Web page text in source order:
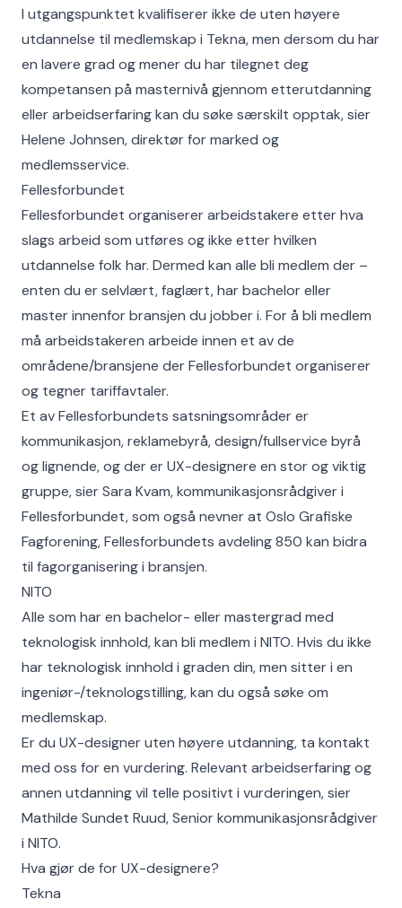
I utgangspunktet kvalifiserer ikke de uten høyere
utdannelse til medlemskap i Tekna, men dersom du har
en lavere grad og mener du har tilegnet deg
kompetansen på masternivå gjennom etterutdanning
eller arbeidserfaring kan du søke særskilt opptak, sier
Helene Johnsen, direktør for marked og
medlemsservice.
Fellesforbundet
Fellesforbundet organiserer arbeidstakere etter hva
slags arbeid som utføres og ikke etter hvilken
utdannelse folk har. Dermed kan alle bli medlem der –
enten du er selvlært, faglært, har bachelor eller
master innenfor bransjen du jobber i. For å bli medlem
må arbeidstakeren arbeide innen et av de
områdene/bransjene der Fellesforbundet organiserer
og tegner tariffavtaler.
Et av Fellesforbundets satsningsområder er
kommunikasjon, reklamebyrå, design/fullservice byrå
og lignende, og der er UX-designere en stor og viktig
gruppe, sier Sara Kvam,kommunikasjonsrådgiver i
Fellesforbundet, som også nevner at Oslo Grafiske
Fagforening, Fellesforbundets avdeling 850 kan bidra
til fagorganisering i bransjen.
NITO
Alle som har en bachelor- eller mastergrad med
teknologisk innhold, kan bli medlem i NITO. Hvis du ikke
har teknologisk innhold i graden din, men sitter i en
ingeniør-/teknologstilling, kan du også søke om
medlemskap.
Er du UX-designer uten høyere utdanning, ta kontakt
med oss for en vurdering. Relevant arbeidserfaring og
annen utdanning vil telle positivt i vurderingen, sier
Mathilde Sundet Ruud, Senior kommunikasjonsrådgiver
i NITO.
Hva gjør de for UX-designere?
Tekna